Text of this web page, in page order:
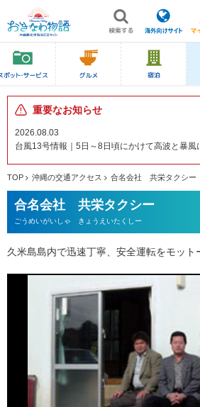
重要なお知らせ
2026.08.03
台風13号情報｜5日～8日頃にかけて高波と暴風
TOP 沖縄の交通アクセス 合名会社 共栄タクシー
合名会社 共栄タクシー
ごうめいがいしゃ きょうえいたくしー
久米島島内で迅速丁寧、安全運転をモット